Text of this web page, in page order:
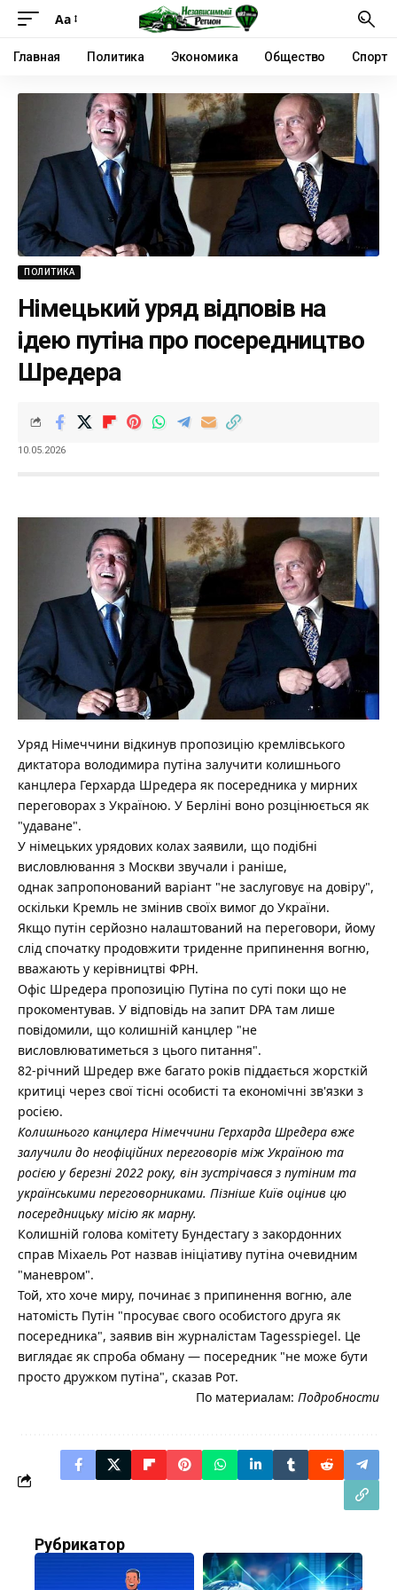
Аа
Главная Политика Экономика Общество Спорт
ПОЛИТИКА
Німецький уряд відповів на
ідею путіна про посередництво
Шредера
10.05.2026
Уряд Німеччини відкинув пропозицію кремлівського
диктатора володимира путіна залучити колишнього
канцлера Герхарда Шредера як посередника у мирних
переговорах з Україною. У Берліні воно розцінюється як
"удаване".
У німецьких урядових колах заявили, що подібні
висловлювання з Москви звучали і раніше,
однак запропонований варіант "не заслуговує на довіру",
оскільки Кремль не змінив своїх вимог до України.
Якщо путін серйозно налаштований на переговори, йому
слід спочатку продовжити триденне припинення вогню,
вважають у керівництві ФРН.
Офіс Шредера пропозицію Путіна по суті поки що не
прокоментував. У відповідь на запит DPA там лише
повідомили, що колишній канцлер "не
висловлюватиметься з цього питання".
82-річний Шредер вже багато років піддається жорсткій
критиці через свої тісні особисті та економічні зв'язки з
росією.
Колишнього канцлера Німеччини Герхарда Шредера вже
залучили до неофіційних переговорів між Україною та
росією у березні 2022 року, він зустрічався з путіним та
українськими переговорниками. Пізніше Київ оцінив цю
посередницьку місію як марну.
Колишній голова комітету Бундестагу з закордонних
справ Міхаель Рот назвав ініціативу путіна очевидним
"маневром".
Той, хто хоче миру, починає з припинення вогню, але
натомість Путін "просуває свого особистого друга як
посередника", заявив він журналістам Tagesspiegel. Це
виглядає як спроба обману — посередник "не може бути
просто дружком путіна", сказав Рот.
По материалам: Подробности
Рубрикатор